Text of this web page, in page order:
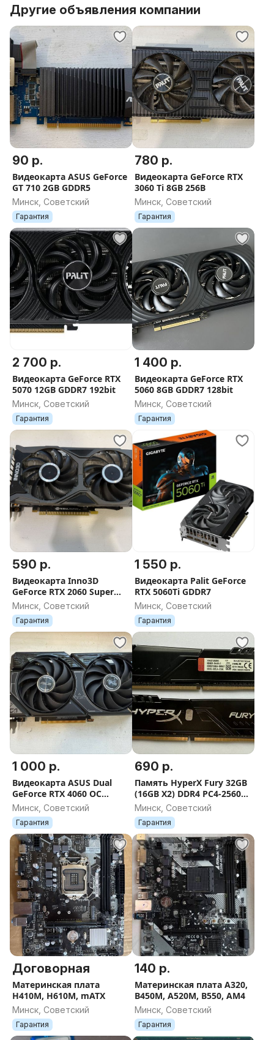
Другие объявления компании
90 р.
Видеокарта ASUS GeForce
GT 710 2GB GDDR5
Минск, Советский
Гарантия
780 р.
Видеокарта GeForce RTX
3060 Ti 8GB 256B
Минск, Советский
Гарантия
2 700 р.
Видеокарта GeForce RTX
5070 12GB GDDR7 192bit
Минск, Советский
Гарантия
1 400 р.
Видеокарта GeForce RTX
5060 8GB GDDR7 128bit
Минск, Советский
Гарантия
590 р.
Видеокарта Inno3D
GeForce RTX 2060 Super
Twin X2 8GB GDDR6
Минск, Советский
Гарантия
1 550 р.
Видеокарта Palit GeForce
RTX 5060Ti GDDR7
Минск, Советский
Гарантия
1 000 р.
Видеокарта ASUS Dual
GeForce RTX 4060 OC
Edition 8GB GDDR6 DUAL
Минск, Советский
Гарантия
690 р.
Память HyperX Fury 32GB
(16GB X2) DDR4 PC4-25600
HX432C16FB3/16
Минск, Советский
Гарантия
Договорная
Материнская плата
H410M, H610M, mATX
Минск, Советский
Гарантия
140 р.
Материнская плата A320,
B450M, A520M, B550, AM4
Минск, Советский
Гарантия